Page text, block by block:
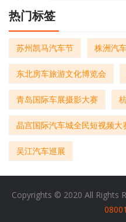
热门标签
苏州凯马汽车节 株洲汽
东北房车旅游文化博览会
青岛国际车展摄影大赛
晶宫国际汽车城全民短视频大
吴江汽车巡展
Copyrights © 2020 All Rights